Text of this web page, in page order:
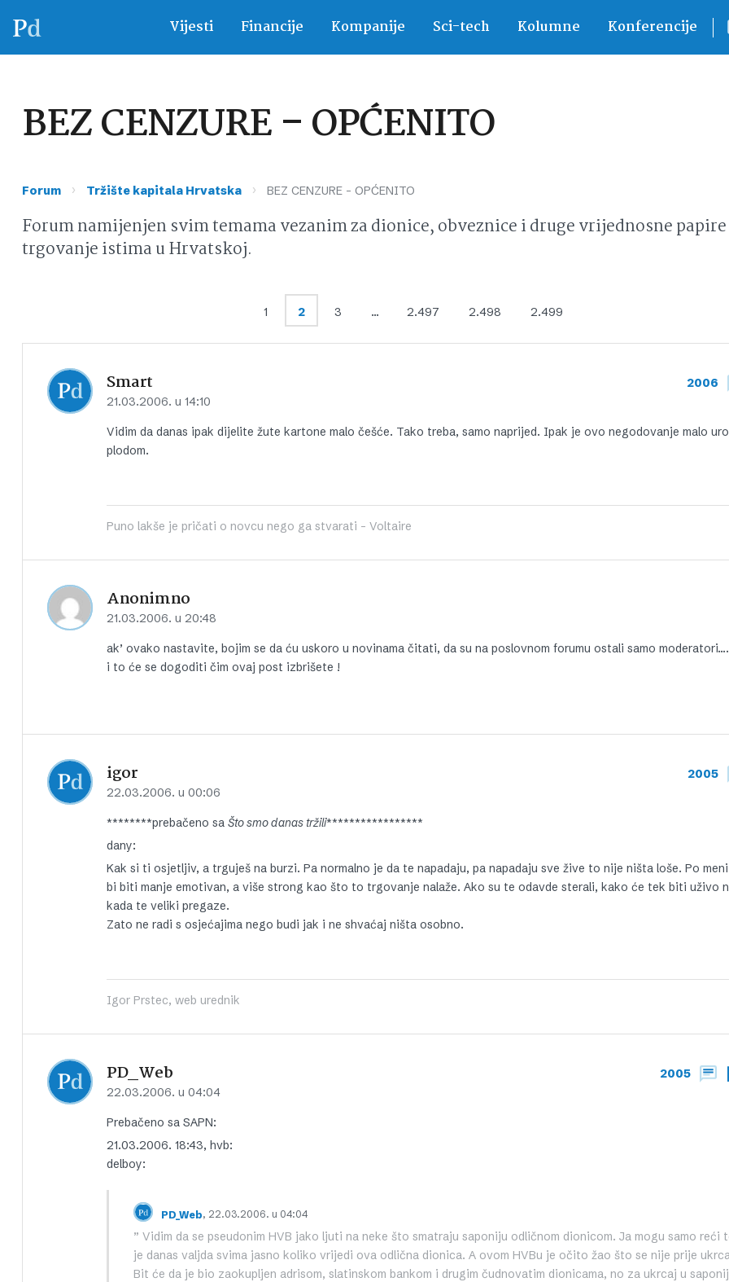
Vijesti Financije Kompanije Sci-tech Kolumne Konferencije
BEZ CENZURE – OPĆENITO
Forum › Tržište kapitala Hrvatska › BEZ CENZURE – OPĆENITO
Forum namijenjen svim temama vezanim za dionice, obveznice i druge vrijednosne
trgovanje istima u Hrvatskoj.
1 2 3 … 2.497 2.498 2.499
Smart
21.03.2006. u 14:10
2006
Vidim da danas ipak dijelite žute kartone malo češće. Tako treba, samo naprijed. Ipak je ovo negodovanje malo
plodom.
Puno lakše je pričati o novcu nego ga stvarati - Voltaire
Anonimno
21.03.2006. u 20:48
ak’ ovako nastavite, bojim se da ću uskoro u novinama čitati, da su na poslovnom forumu ostali samo moderatori….
i to će se dogoditi čim ovaj post izbrišete !
igor
22.03.2006. u 00:06
2005
********prebačeno sa Što smo danas tržili*****************
dany:
Kak si ti osjetljiv, a trguješ na burzi. Pa normalno je da te napadaju, pa napadaju sve žive to nije ništa loše. Po
bi biti manje emotivan, a više strong kao što to trgovanje nalaže. Ako su te odavde sterali, kako će tek biti uživo
kada te veliki pregaze.
Zato ne radi s osjećajima nego budi jak i ne shvaćaj ništa osobno.
Igor Prstec, web urednik
PD_Web
22.03.2006. u 04:04
2005
Prebačeno sa SAPN:
21.03.2006. 18:43, hvb:
delboy:
PD_Web, 22.03.2006. u 04:04
” Vidim da se pseudonim HVB jako ljuti na neke što smatraju saponiju odličnom dionicom. Ja mogu samo reći
je danas valjda svima jasno koliko vrijedi ova odlična dionica. A ovom HVBu je očito žao što se nije prije
Bit će da je bio zaokupljen adrisom, slatinskom bankom i drugim čudnovatim dionicama, no za ukrcaj u